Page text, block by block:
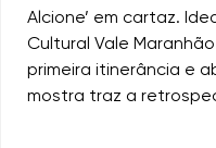
Alcione’ em cartaz.
Cultural Vale
primeira itinerância e
mostra traz a